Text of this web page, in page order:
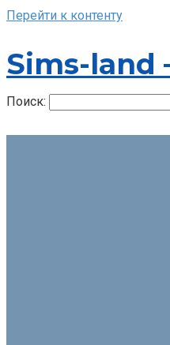
Перейти к контенту
Sims-land
Поиск: